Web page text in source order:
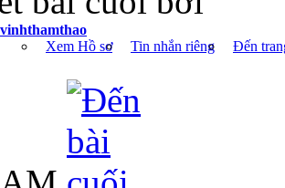
vinhthamthao
Xem Hồ sơ
Tin nhắn riêng Đến